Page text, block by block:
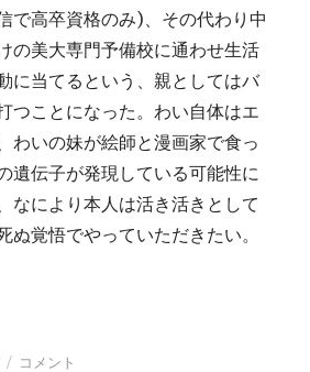
で高卒資格のみ)、その代わり中
の美大専門予備校に通わせ生活
に当てるという、親としてはバ
つことになった。わい自体はエ
わいの妹が絵師と漫画家で食っ
遺伝子が発現している可能性に
なにより本人は活き活きとして
ぬ覚悟でやっていただきたい。
い
コメント